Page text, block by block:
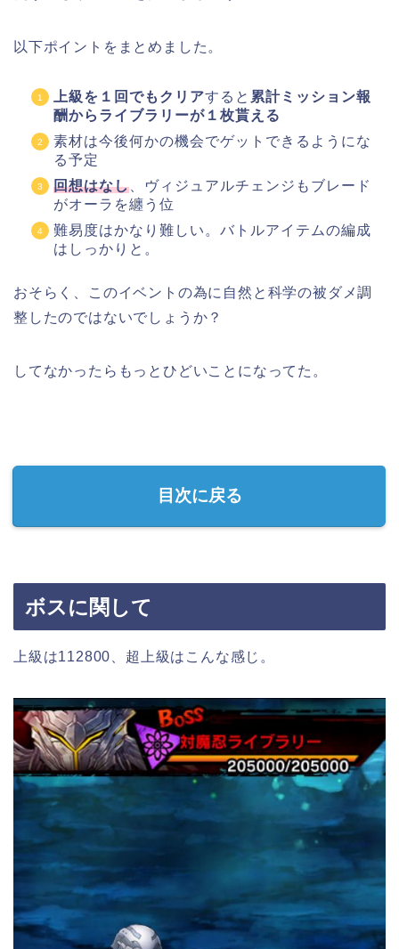
以下ポイントをまとめました。
上級を１回でもクリアすると 累計ミッション報
酬からライブラリーが１枚貰える
素材は今後何かの機会でゲットできるようにな
る予定
回想はなし 、ヴィジュアルチェンジもブレード
がオーラを纏う位
難易度はかなり難しい。バトルアイテムの編成
はしっかりと。
おそらく、このイベントの為に自然と科学の被ダメ調
整したのではないでしょうか？
してなかったらもっとひどいことになってた。
目次に戻る
ボスに関して
上級は112800、超上級はこんな感じ。